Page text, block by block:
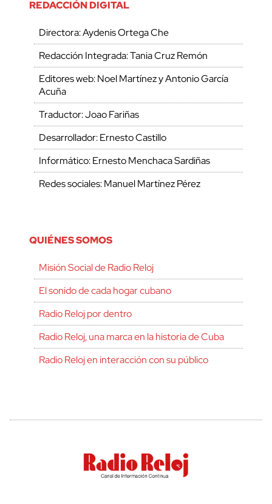
REDACCIÓN DIGITAL
Directora: Aydenis Ortega Che
Redacción Integrada: Tania Cruz Remón
Editores web: Noel Martínez y Antonio García
Acuña
Traductor: Joao Fariñas
Desarrollador: Ernesto Castillo
Informático: Ernesto Menchaca Sardiñas
Redes sociales: Manuel Martínez Pérez
QUIÉNES SOMOS
Misión Social de Radio Reloj
El sonido de cada hogar cubano
Radio Reloj por dentro
Radio Reloj, una marca en la historia de Cuba
Radio Reloj en interacción con su público